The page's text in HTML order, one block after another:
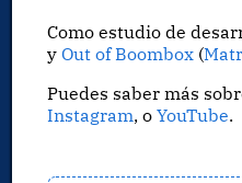
Como estudio de
yOut of Boombox (
Puedes saber más
Instagram, oYouTube.